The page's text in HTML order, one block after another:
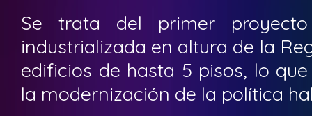
Se trata del primer
industrializada en altura de la
edificios de hasta 5 pisos, lo
la modernización de la política